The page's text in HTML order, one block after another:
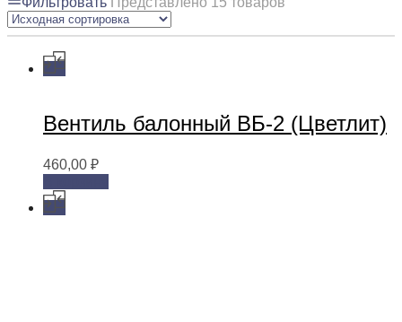
Вентиль балонный ВБ-2 (Цветлит)
460,00 ₽